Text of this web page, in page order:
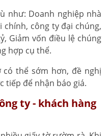
như: Doanh nghiệp nhà
chính, công ty đại chúng,
Giảm vốn điều lệ chúng
hợp cụ thể.
thể sớm hơn, đề nghị
tiếp để nhận báo giá.
ty - khách hàng